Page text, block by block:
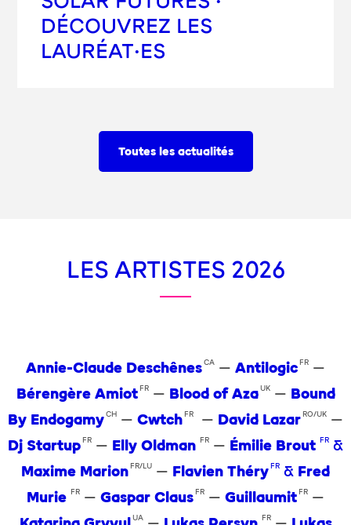
DÉCOUVREZ LES
LAURÉAT·ES
Toutes les actualités
LES ARTISTES 2026
Annie-Claude DeschênesCA — AntilogicFR —
Bérengère Amiot FR— Blood of Aza UK— Bound
By EndogamyCH — CwtchFR — David LazarRO/UK —
Dj StartupFR — Elly Oldman FR — Émilie Brout FR &
Maxime MarionFR/LU — Flavien ThéryFR & Fred
Murie FR — Gaspar ClausFR — GuillaumitFR —
UA FR